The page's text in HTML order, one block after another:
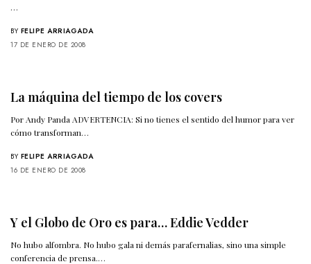
…
BY FELIPE ARRIAGADA
17 DE ENERO DE 2008
La máquina del tiempo de los covers
Por Andy Panda ADVERTENCIA: Si no tienes el sentido del humor para ver
cómo transforman…
BY FELIPE ARRIAGADA
16 DE ENERO DE 2008
Y el Globo de Oro es para… Eddie Vedder
No hubo alfombra. No hubo gala ni demás parafernalias, sino una simple
conferencia de prensa.…